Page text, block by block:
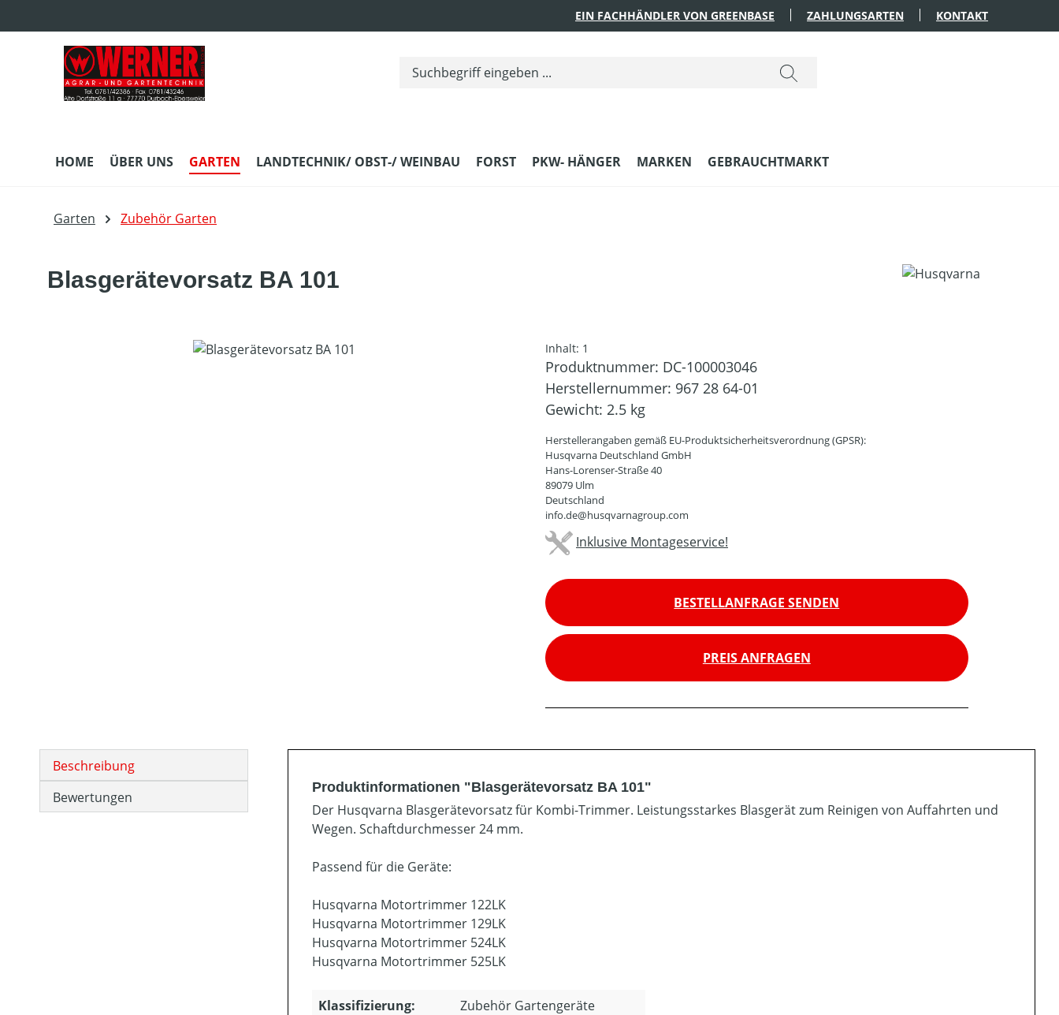
EIN FACHHÄNDLER VON GREENBASE ZAHLUNGSARTEN KONTAKT
HOME ÜBER UNS GARTEN LANDTECHNIK/ OBST-/ WEINBAU FORST PKW- HÄNGER MARKEN GEBRAUCHTMARKT
Garten Zubehör Garten
Blasgerätevorsatz BA 101
Bildergalerie überspringen Inhalt: 1
Produktnummer: DC-100003046
Herstellernummer: 967 28 64-01
Gewicht: 2.5 kg
Herstellerangaben gemäß EU-Produktsicherheitsverordnung (GPSR):
Husqvarna Deutschland GmbH
Hans-Lorenser-Straße 40
89079 Ulm
Deutschland
info.de@husqvarnagroup.com
Inklusive Montageservice!
BESTELLANFRAGE SENDEN
PREIS ANFRAGEN
Beschreibung
Bewertungen
Produktinformationen "Blasgerätevorsatz BA 101"
Der Husqvarna Blasgerätevorsatz für Kombi-Trimmer. Leistungsstarkes Blasgerät zum Reinigen von Auffahrten und
Wegen. Schaftdurchmesser 24 mm.
Passend für die Geräte:
Husqvarna Motortrimmer 122LK
Husqvarna Motortrimmer 129LK
Husqvarna Motortrimmer 524LK
Husqvarna Motortrimmer 525LK
Klassifizierung: Zubehör Gartengeräte